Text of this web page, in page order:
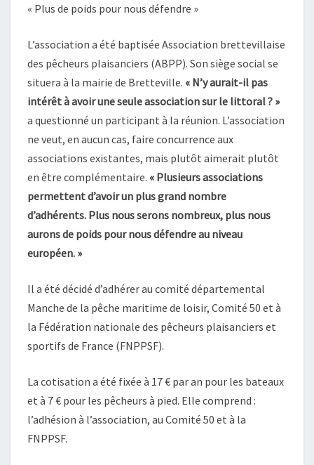
« Plus de poids pour nous défendre »
L’association a été baptisée Association brettevillaise
des pêcheurs plaisanciers (ABPP). Son siège social se
situera à la mairie de Bretteville. « N’y aurait-il pas
intérêt à avoir une seule association sur le littoral? »
a questionné un participant à la réunion. L’association
ne veut, en aucun cas, faire concurrence aux
associations existantes, mais plutôt aimerait plutôt
en être complémentaire. « Plusieurs associations
permettent d’avoir un plus grand nombre
d’adhérents. Plus nous serons nombreux, plus nous
aurons de poids pour nous défendre au niveau
européen. »
Il a été décidé d’adhérer au comité départemental
Manche de la pêche maritime de loisir, Comité 50 et à
la Fédération nationale des pêcheurs plaisanciers et
sportifs de France (FNPPSF).
La cotisation a été fixée à 17 € par an pour les bateaux
et à 7 € pour les pêcheurs à pied. Elle comprend :
l’adhésion à l’association, au Comité 50 et à la
FNPPSF.